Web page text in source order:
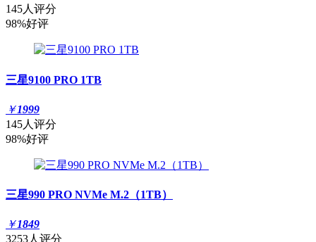
145人评分
98%好评
三星9100 PRO 1TB
￥1999
145人评分
98%好评
三星990 PRO NVMe M.2（1TB）
￥1849
3253人评分